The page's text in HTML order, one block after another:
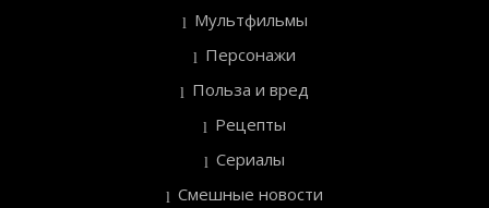
Мультфильмы
Персонажи
Польза и вред
Рецепты
Сериалы
Смешные новости